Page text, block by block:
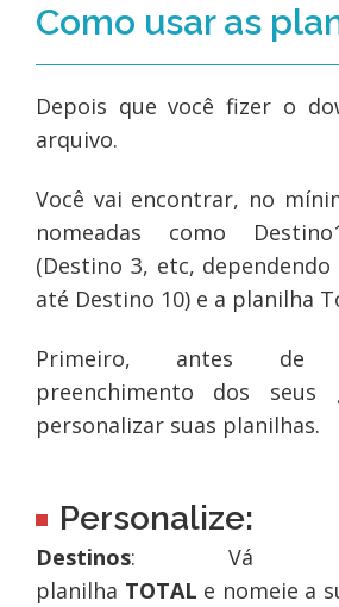
Como usar as
Depois que você fizer o
arquivo.
Você vai encontrar, no
nomeadas como
(Destino 3, etc,
até Destino 10) e a planilha
Primeiro, antes de
preenchimento dos seus
personalizar suas planilhas.
Personalize:
Destinos: Vá
planilha TOTAL e nomeie a